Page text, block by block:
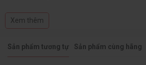
Độ bền (TBW): 600 TB
Thời gian bảo hành: 36 tháng hoặc trong giới
Xem thêm
Sản phẩm tương tự Sản phẩm cùng hãng